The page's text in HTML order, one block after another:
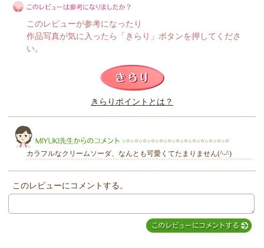
このレビューは参考になりましたか？
このレビューが参考になったり
作品写真が気に入ったら「きらり」ボタンを押してくださ
い。
きらり
きらりポイントとは？
MIYUKI先生からのコメント
カラフルなクリームソーダ、なんとも可愛くてたまりません(^-^)
このレビューにコメントする。